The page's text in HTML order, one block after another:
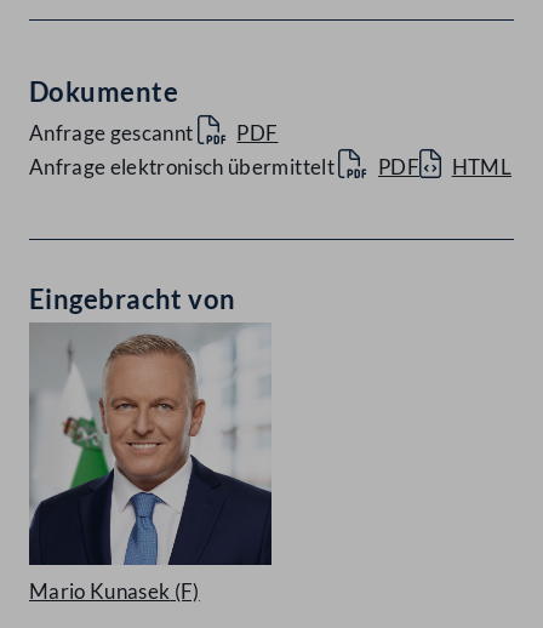
Dokumente
Anfrage gescannt
PDF
Anfrage elektronisch übermittelt
PDF HTML
Eingebracht von
Mario Kunasek (F)